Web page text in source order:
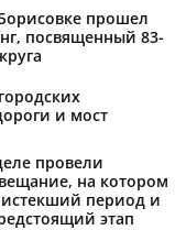
прошел
посвященный 83-
и мост
провели
на котором
истекший период и
этап